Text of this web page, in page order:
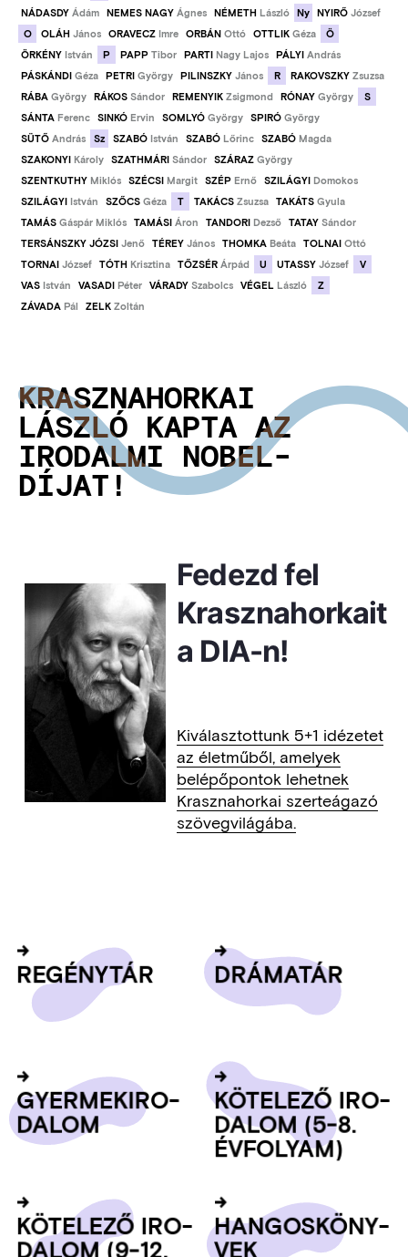
NÁDASDY Ádám NEMES NAGY Ágnes NÉMETH László Ny NYIRŐ József
O
OLÁH János ORAVECZ Imre ORBÁN Ottó OTTLIK Géza
Ö
ÖRKÉNY István P PAPP Tibor PARTI Nagy Lajos PÁLYI András
PÁSKÁNDI Géza PETRI György PILINSZKY János R RAKOVSZKY Zsuzsa
RÁBA György RÁKOS Sándor REMENYIK Zsigmond RÓNAY György
S
SÁNTA Ferenc SINKÓ Ervin SOMLYÓ György SPIRÓ György
SÜTŐ András Sz SZABÓ István SZABÓ Lőrinc SZABÓ Magda
SZAKONYI Károly SZATHMÁRI Sándor SZÁRAZ György
SZENTKUTHY Miklós SZÉCSI Margit SZÉP Ernő SZILÁGYI Domokos
SZILÁGYI István SZŐCS Géza T TAKÁCS Zsuzsa TAKÁTS Gyula
TAMÁS Gáspár Miklós TAMÁSI Áron TANDORI Dezső TATAY Sándor
TERSÁNSZKY JÓZSI Jenő TÉREY János THOMKA Beáta TOLNAI Ottó
TORNAI József TÓTH Krisztina TŐZSÉR Árpád U UTASSY József
V
VAS István VASADI Péter VÁRADY Szabolcs VÉGEL László
Z
ZÁVADA Pál ZELK Zoltán
KRASZNAHORKAI
LÁSZLÓ KAPTA AZ
IRODALMI NOBEL-
DÍJAT!
Fedezd fel
Krasznahorkait
a DIA-n!
Kiválasztottunk 5+1 idézetet
az életműből, amelyek
belépőpontok lehetnek
Krasznahorkai szerteágazó
szövegvilágába.
RE­GÉNY­TÁR DRÁ­MA­TÁR
GYER­MEK­IRO­
DA­LOM
KÖ­TE­LE­ZŐ IRO­
DA­LOM (5-8.
ÉV­FO­LYAM)
KÖ­TE­LE­ZŐ IRO­
DA­LOM (9-12.
HAN­GOS­KÖNY­
VEK